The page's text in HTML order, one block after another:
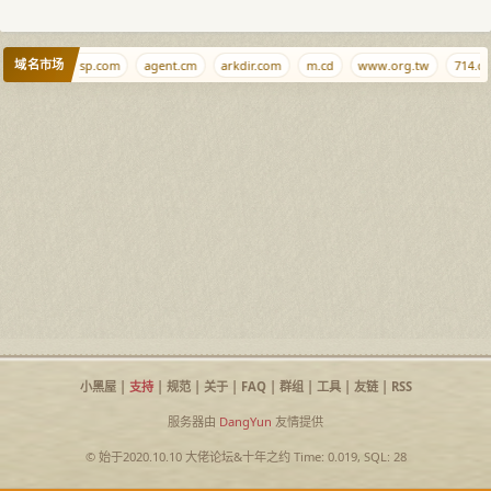
域名市场
g.cr ispisp.com agent.cm arkdir.com m.cd www.org.tw 714.cn
小黑屋| 支持| 规范| 关于| FAQ| 群组| 工具| 友链| RSS
服务器由 DangYun 友情提供
© 始于2020.10.10 大佬论坛&十年之约Time: 0.019, SQL: 28